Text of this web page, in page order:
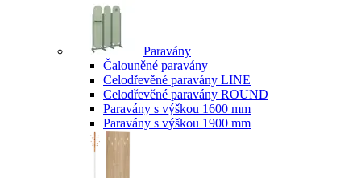
Paravány
Čalouněné paravány
Celodřevěné paravány LINE
Celodřevěné paravány ROUND
Paravány s výškou 1600 mm
Paravány s výškou 1900 mm